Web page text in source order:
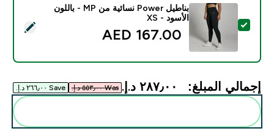
تحديد هذا المنتج - بناطيل Power نسائية من MP - باللون الأسود - XS
بناطيل Power نسائية من MP - باللون
الأسود - XS
167.00 AED‎
إجمالي المبلغ: ٢٨٧٫٠٠ د.إ.‏‎ Was ٥٥٣٫٠٠ د.إ.‏‎ Save ٢٦٦٫٠٠ د.إ.‏‎